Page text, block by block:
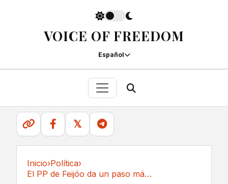
VOICE OF FREEDOM
Español
𝕏
Inicio›Política›
El PP de Feijóo da un paso más en su...